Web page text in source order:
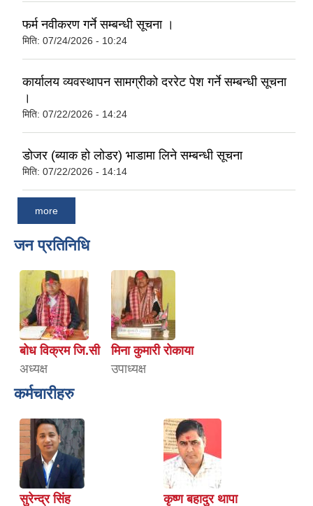
फर्म नवीकरण गर्ने सम्बन्धी सूचना ।
मिति: 07/24/2026 - 10:24
कार्यालय व्यवस्थापन सामग्रीको दररेट पेश गर्ने सम्बन्धी सूचना
।
मिति: 07/22/2026 - 14:24
डोजर (ब्याक हो लोडर) भाडामा लिने सम्बन्धी सूचना
मिति: 07/22/2026 - 14:14
more
जन प्रतिनिधि
बोध विक्रम जि.सी
अध्यक्ष
मिना कुमारी रोकाया
उपाध्यक्ष
कर्मचारीहरु
सुरेन्द्र सिंह कृष्ण बहादुर थापा